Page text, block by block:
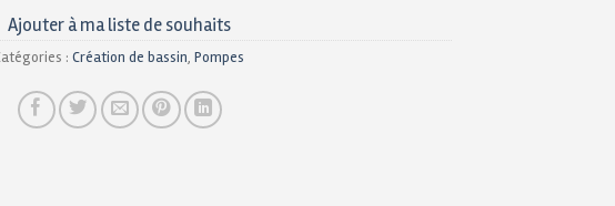
Ajouter à ma liste de souhaits
: Création de bassin, Pompes